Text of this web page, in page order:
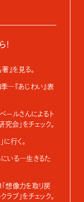
』を見る。
―『あじわい』表
ールさんによるト
会」をチェック。
行く。
にいる―生きるた
像力を取り戻
ラブ」をチェック。